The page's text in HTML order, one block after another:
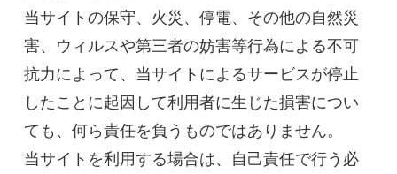
当サイトの保守、火災、停電、その他の自然災
害、ウィルスや第三者の妨害等行為による不可
抗力によって、当サイトによるサービスが停止
したことに起因して利用者に生じた損害につい
ても、何ら責任を負うものではありません。
当サイトを利用する場合は、自己責任で行う必